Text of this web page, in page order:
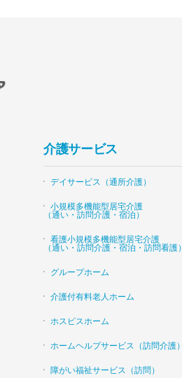
介護サービス
デイサービス（通所介護）
小規模多機能型居宅介護
（通い・訪問介護・宿泊）
看護小規模多機能型居宅介護
（通い・訪問介護・宿泊・訪問看護）
グループホーム
介護付有料老人ホーム
ホスピスホーム
ホームヘルプサービス（訪問介護）
障がい福祉サービス（訪問）